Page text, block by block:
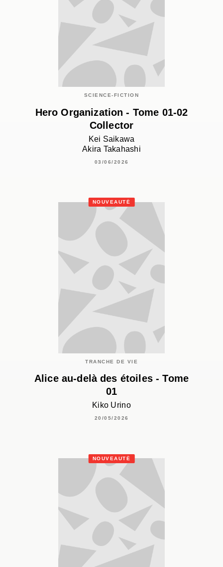
SCIENCE-FICTION
Hero Organization - Tome 01-02
Collector
Kei Saikawa
Akira Takahashi
03/06/2026
NOUVEAUTÉ
TRANCHE DE VIE
Alice au-delà des étoiles - Tome
01
Kiko Urino
20/05/2026
NOUVEAUTÉ